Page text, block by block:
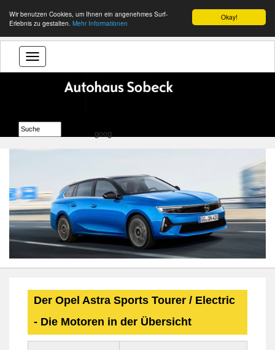
Okay!
Wir benutzen Cookies, um Ihnen ein angenehmes Surf-
Erlebnis zu gestalten. Mehr Informationen
goog
Der Opel Astra Sports Tourer / Electric
- Die Motoren in der Übersicht